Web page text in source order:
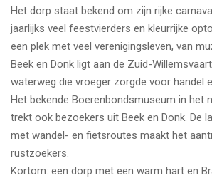
Het dorp staat bekend om zijn rijke
jaarlijks veel feestvierders en kleurrijke
een plek met veel verenigingsleven, van
Beek en Donk ligt aan de Zuid-
waterweg die vroeger zorgde voor handel
Het bekende Boerenbondsmuseum in het
trekt ook bezoekers uit Beek en Donk. De
met wandel- en fietsroutes maakt het
rustzoekers.
Kortom: een dorp met een warm hart en